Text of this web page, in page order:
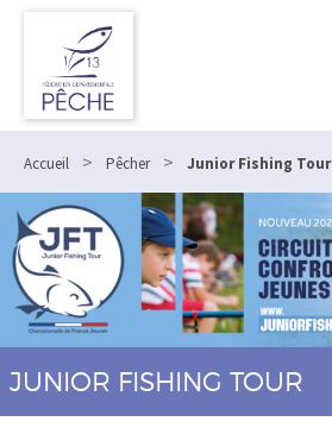
Accueil > Pêcher > Junior Fishing Tour
JUNIOR FISHING TOUR